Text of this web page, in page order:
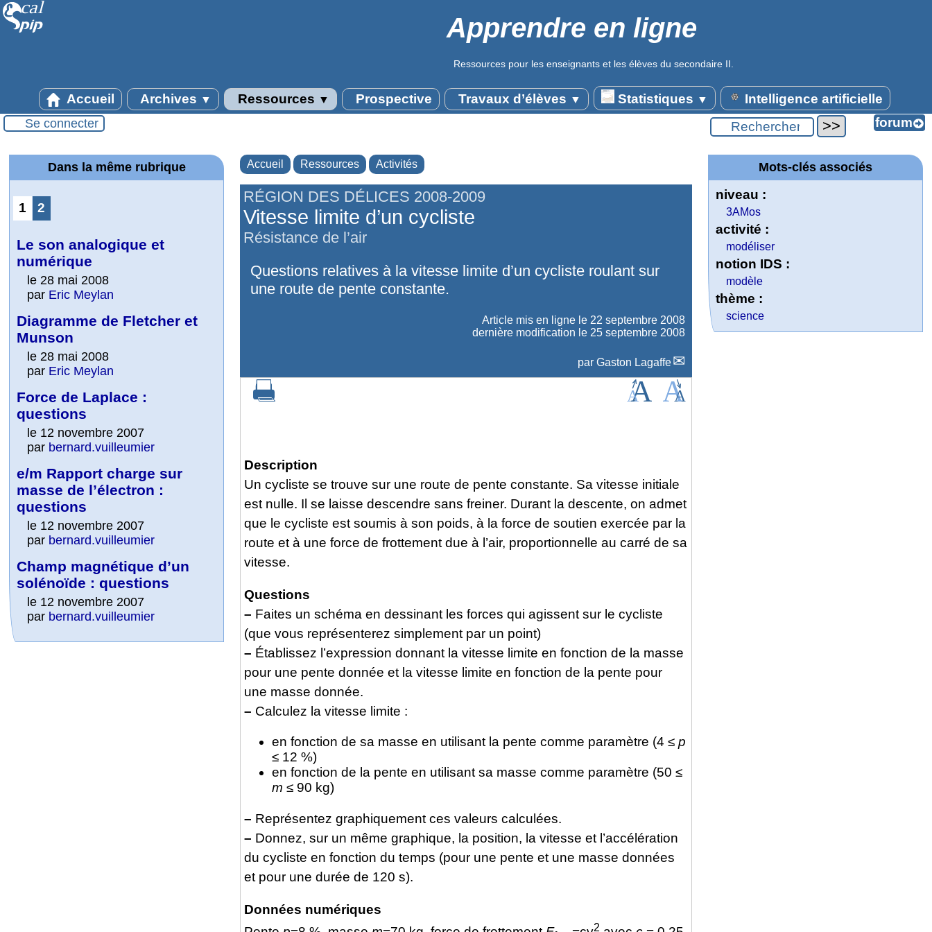
Apprendre en ligne
Ressources pour les enseignants et les élèves du secondaire II.
Accueil Archives ▼ Ressources ▼ Prospective Travaux d’élèves ▼ Statistiques ▼ Intelligence artificielle
Se connecter
Accueil Ressources Activités
RÉGION DES DÉLICES 2008-2009
Vitesse limite d’un cycliste
Résistance de l’air
Questions relatives à la vitesse limite d’un cycliste roulant sur
une route de pente constante.
Article mis en ligne le 22 septembre 2008
dernière modification le 25 septembre 2008
par Gaston Lagaffe
Description
Un cycliste se trouve sur une route de pente constante. Sa vitesse initiale
est nulle. Il se laisse descendre sans freiner. Durant la descente, on admet
que le cycliste est soumis à son poids, à la force de soutien exercée par la
route et à une force de frottement due à l’air, proportionnelle au carré de sa
vitesse.
Questions
– Faites un schéma en dessinant les forces qui agissent sur le cycliste
(que vous représenterez simplement par un point)
– Établissez l’expression donnant la vitesse limite en fonction de la masse
pour une pente donnée et la vitesse limite en fonction de la pente pour
une masse donnée.
– Calculez la vitesse limite :
en fonction de sa masse en utilisant la pente comme paramètre (4 ≤ p
≤ 12 %)
en fonction de la pente en utilisant sa masse comme paramètre (50 ≤
m ≤ 90 kg)
– Représentez graphiquement ces valeurs calculées.
– Donnez, sur un même graphique, la position, la vitesse et l’accélération
du cycliste en fonction du temps (pour une pente et une masse données
et pour une durée de 120 s).
Données numériques
2
Dans la même rubrique
1 2
Le son analogique et
numérique
le 28 mai 2008
par Eric Meylan
Diagramme de Fletcher et
Munson
le 28 mai 2008
par Eric Meylan
Force de Laplace :
questions
le 12 novembre 2007
par bernard.vuilleumier
e/m Rapport charge sur
masse de l’électron :
questions
le 12 novembre 2007
par bernard.vuilleumier
Champ magnétique d’un
solénoïde : questions
le 12 novembre 2007
par bernard.vuilleumier
Mots-clés associés
niveau :
3AMos
activité :
modéliser
notion IDS :
modèle
thème :
science